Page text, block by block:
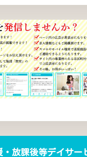
・放課後等デイサー